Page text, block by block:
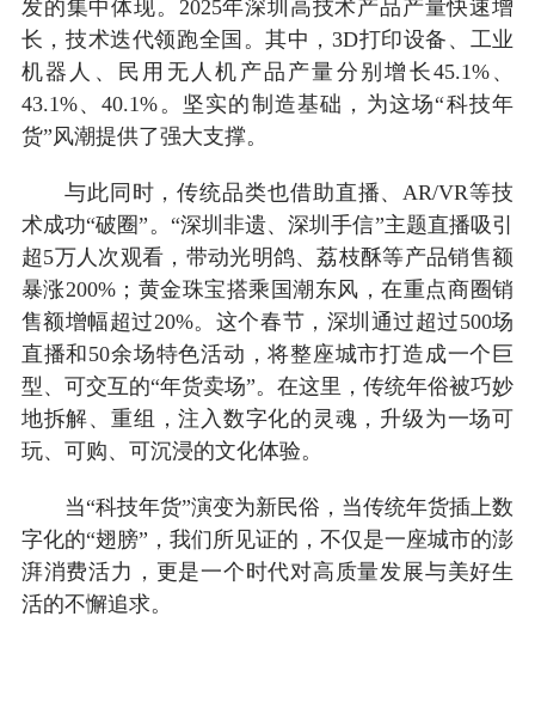
发的集中体现。2025年深圳高技术产品产量快速增
长，技术迭代领跑全国。其中，3D打印设备、工业
机器人、民用无人机产品产量分别增长45.1%、
43.1%、40.1%。坚实的制造基础，为这场“科技年
货”风潮提供了强大支撑。
与此同时，传统品类也借助直播、AR/VR等技
术成功“破圈”。“深圳非遗、深圳手信”主题直播吸引
超5万人次观看，带动光明鸽、荔枝酥等产品销售额
暴涨200%；黄金珠宝搭乘国潮东风，在重点商圈销
售额增幅超过20%。这个春节，深圳通过超过500场
直播和50余场特色活动，将整座城市打造成一个巨
型、可交互的“年货卖场”。在这里，传统年俗被巧妙
地拆解、重组，注入数字化的灵魂，升级为一场可
玩、可购、可沉浸的文化体验。
当“科技年货”演变为新民俗，当传统年货插上数
字化的“翅膀”，我们所见证的，不仅是一座城市的澎
湃消费活力，更是一个时代对高质量发展与美好生
活的不懈追求。